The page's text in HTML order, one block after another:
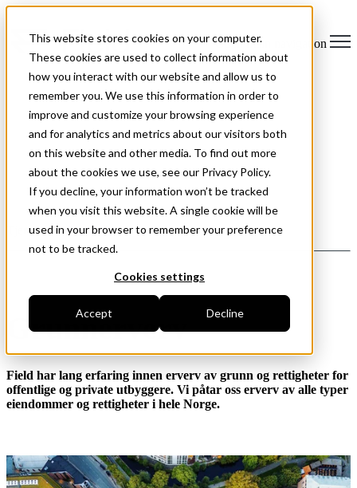
This website stores cookies on your computer.
These cookies are used to collect information about
how you interact with our website and allow us to
remember you. We use this information in order to
improve and customize your browsing experience
and for analytics and metrics about our visitors both
on this website and other media. To find out more
about the cookies we use, see our Privacy Policy.
If you decline, your information won’t be tracked
when you visit this website. A single cookie will be
used in your browser to remember your preference
not to be tracked.
Cookies settings
Accept Decline
Open main navigation
Tjenester > Eiendom
Grunnerverv
Field har lang erfaring innen erverv av grunn og rettigheter for
offentlige og private utbyggere. Vi påtar oss erverv av alle typer
eiendommer og rettigheter i hele Norge.